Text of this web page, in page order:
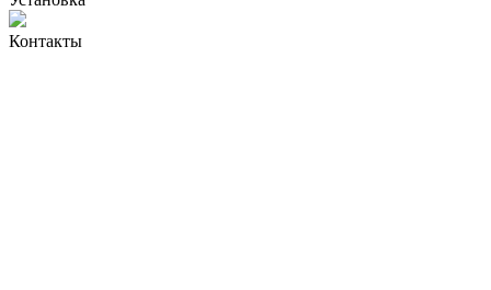
Контакты